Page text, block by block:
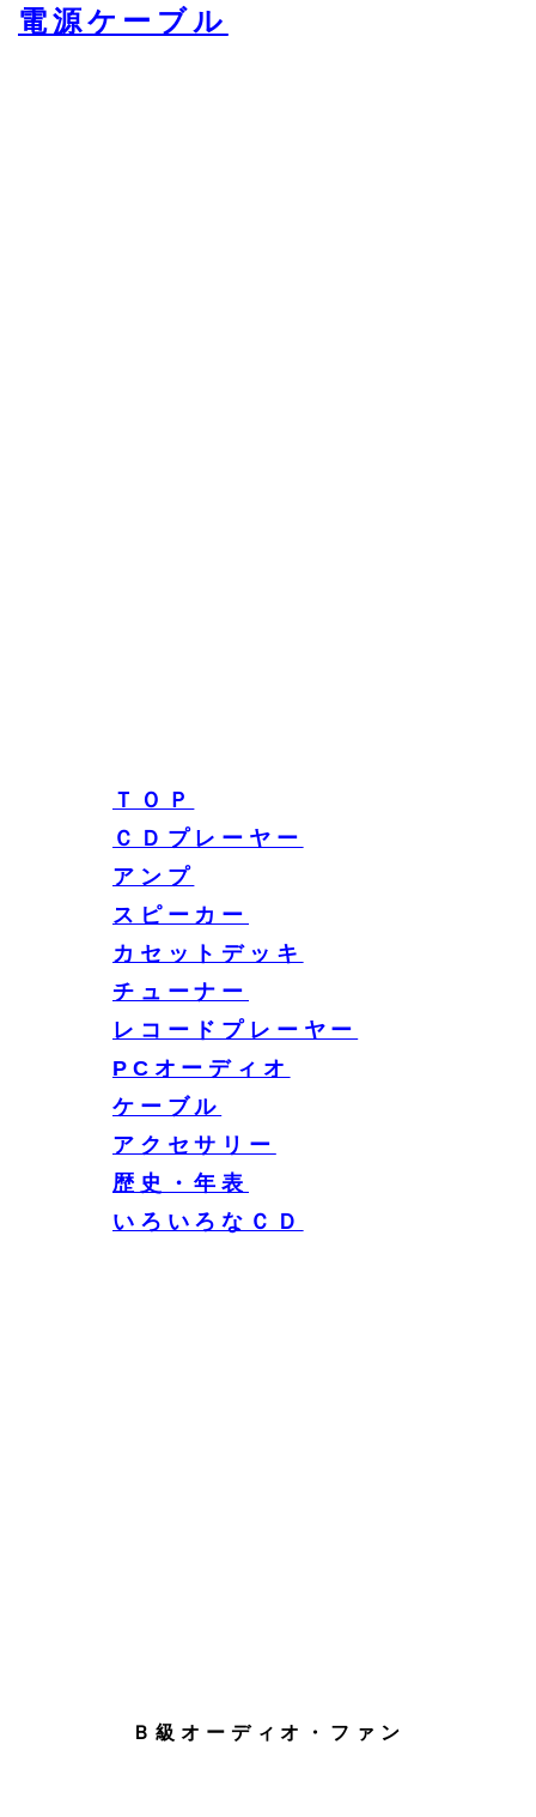
電源ケーブル
ＴＯＰ
ＣＤプレーヤー
アンプ
スピーカー
カセットデッキ
チューナー
レコードプレーヤー
PCオーディオ
ケーブル
アクセサリー
歴史・年表
いろいろなＣＤ
Ｂ級オーディオ・ファン